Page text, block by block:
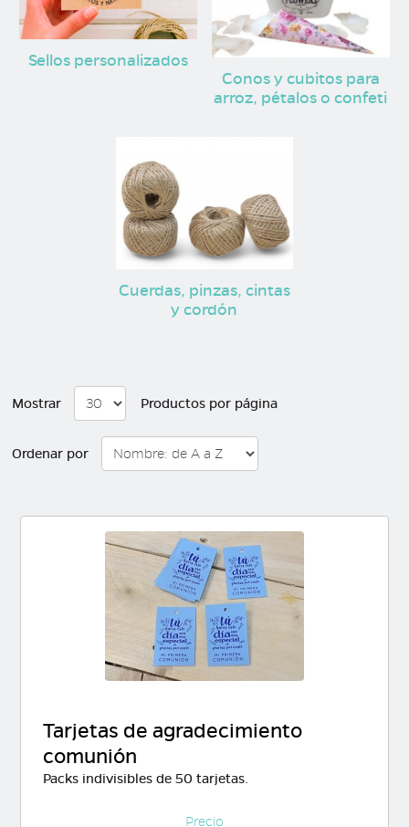
Sellos personalizados
Conos y cubitos para
arroz, pétalos o confeti
Cuerdas, pinzas, cintas
y cordón
Mostrar Productos por página
Ordenar por
Tarjetas de agradecimiento
comunión
Packs indivisibles de 50 tarjetas.
Precio